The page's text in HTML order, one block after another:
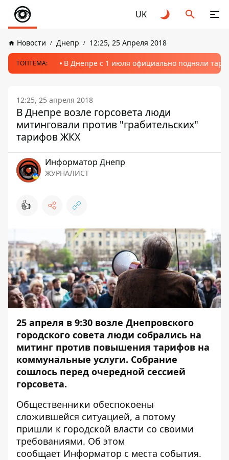
UK
Новости Днепр 12:25, 25 Апреля 2018
ТОПТЕМА: В Днепре с 1 июля официально подняли
12:25, 25 апреля 2018
В Днепре возле горсовета люди
митинговали против "грабительских"
тарифов ЖКХ
Информатор Днепр
ЖУРНАЛИСТ
👍
25 апреля в 9:30 возле Днепровского
городского совета люди собрались на
митинг против повышения тарифов на
коммунальные услуги. Собрание
сошлось перед очередной сессией
горсовета.
Общественники обеспокоены
сложившейся ситуацией, а потому
пришли к городской власти со своими
требованиями. Об этом
сообщает Информатор с места события.